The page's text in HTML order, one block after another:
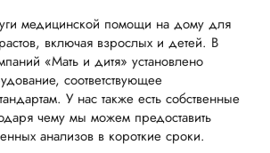
медицинской помощи на дому для
включая взрослых и детей. В
«Мать и дитя» установлено
соответствующее
У нас также есть собственные
чему мы можем предоставить
анализов в короткие сроки.